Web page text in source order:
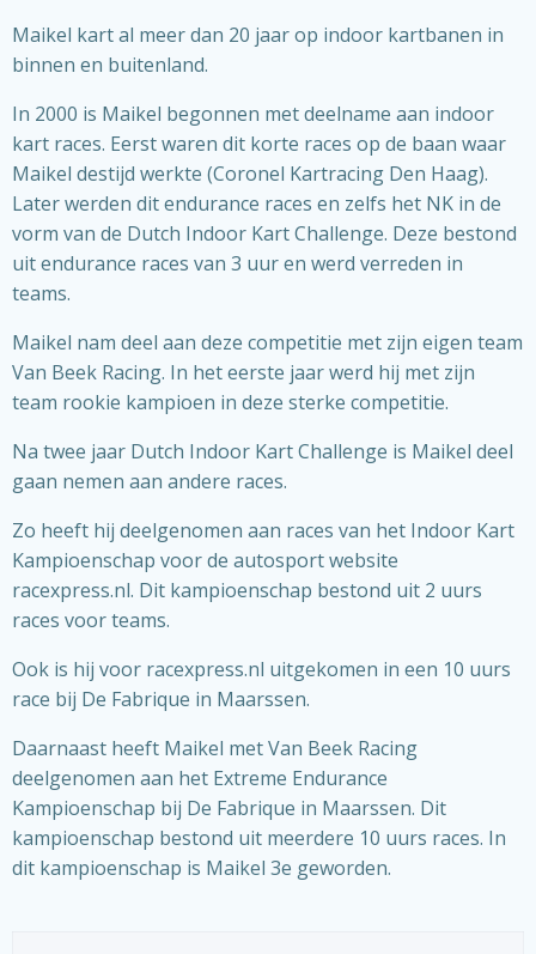
Maikel kart al meer dan 20 jaar op indoor kartbanen in
binnen en buitenland.
In 2000 is Maikel begonnen met deelname aan indoor
kart races. Eerst waren dit korte races op de baan waar
Maikel destijd werkte (Coronel Kartracing Den Haag).
Later werden dit endurance races en zelfs het NK in de
vorm van de Dutch Indoor Kart Challenge. Deze bestond
uit endurance races van 3 uur en werd verreden in
teams.
Maikel nam deel aan deze competitie met zijn eigen team
Van Beek Racing. In het eerste jaar werd hij met zijn
team rookie kampioen in deze sterke competitie.
Na twee jaar Dutch Indoor Kart Challenge is Maikel deel
gaan nemen aan andere races.
Zo heeft hij deelgenomen aan races van het Indoor Kart
Kampioenschap voor de autosport website
racexpress.nl. Dit kampioenschap bestond uit 2 uurs
races voor teams.
Ook is hij voor racexpress.nl uitgekomen in een 10 uurs
race bij De Fabrique in Maarssen.
Daarnaast heeft Maikel met Van Beek Racing
deelgenomen aan het Extreme Endurance
Kampioenschap bij De Fabrique in Maarssen. Dit
kampioenschap bestond uit meerdere 10 uurs races. In
dit kampioenschap is Maikel 3e geworden.